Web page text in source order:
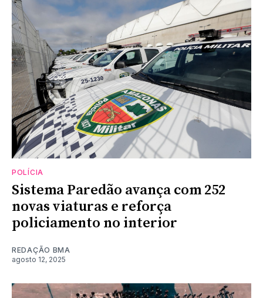
POLÍCIA
Sistema Paredão avança com 252
novas viaturas e reforça
policiamento no interior
REDAÇÃO BMA
agosto 12, 2025